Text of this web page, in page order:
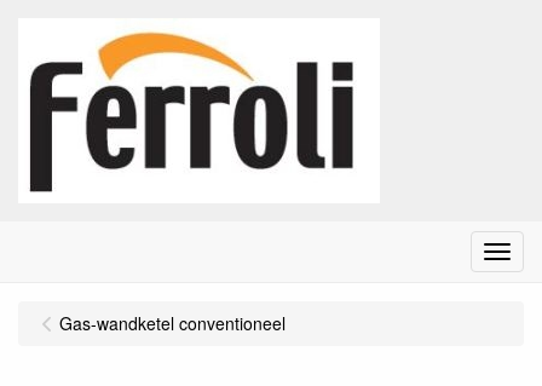
Menu
Gas-wandketel conventioneel